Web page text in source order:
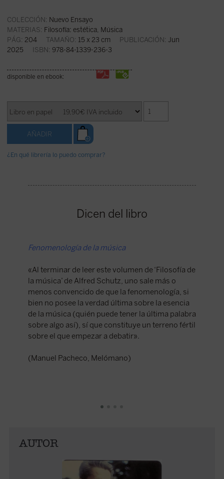
COLECCIÓN: Nuevo Ensayo
MATERIAS: Filosofía: estética, Música
PÁG: 204 TAMAÑO: 15 x 23 cm PUBLICACIÓN: Jun
2025 ISBN: 978-84-1339-236-3
disponible en ebook:
¿En qué librería lo puedo comprar?
Dicen del libro
Fenomenología de la música
«Al terminar de leer este volumen de ‘Filosofía de
la música’ de Alfred Schutz, uno sale más o
menos convencido de que la fenomenología, si
bien no posee la verdad última sobre la esencia
de la música (quién puede tener la última palabra
sobre algo así), sí que constituye un terreno fértil
sobre el que empezar a debatir».
(Manuel Pacheco, Melómano)
AUTOR